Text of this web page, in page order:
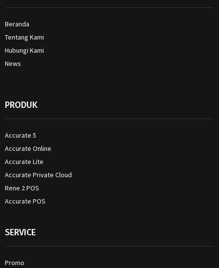
Beranda
Tentang Kami
Hubungi Kami
News
PRODUK
Accurate 5
Accurate Online
Accurate Lite
Accurate Private Cloud
Rene 2 POS
Accurate POS
SERVICE
Promo